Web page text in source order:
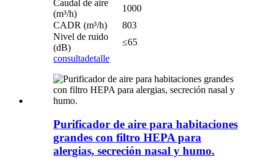
Caudal de aire
(m³/h)
1000
CADR (m³/h)
803
Nivel de ruido
(dB)
≤65
consultadetalle
Purificador de aire para habitaciones
grandes con filtro HEPA para
alergias, secreción nasal y humo.